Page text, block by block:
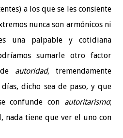
a los que se les consiente
nunca son armónicos ni
una palpable y cotidiana
sumarle otro factor
autoridad, tremendamente
dicho sea de paso, y que
confunde con autoritarismo;
nada tiene que ver el uno con